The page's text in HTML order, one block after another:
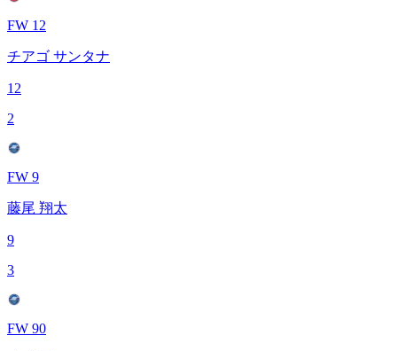
FW 12
チアゴ サンタナ
12
2
FW 9
藤尾 翔太
9
3
FW 90